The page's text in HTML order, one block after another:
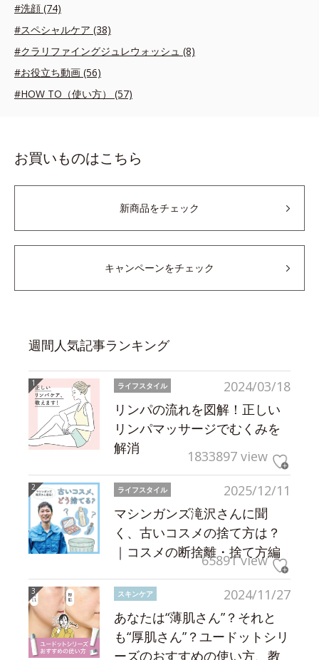
#洗顔 (74)
#スペシャルケア (38)
#クラリファイングジュレウォッシュ (8)
#お役立ち動画 (56)
#HOW TO（使い方） (57)
お買いものはこちら
新商品をチェック
キャンペーンをチェック
週間人気記事ランキング
2024/03/18
ライフスタイル
リンパの流れを図解！正しい
リンパマッサージでむくみを
解消
1833897 view
2025/12/11
ライフスタイル
マシンガンズ滝沢さんに聞
く、古いコスメの捨て方は？
｜コスメの断捨離・捨て方編
65891 view
2024/11/27
スキンケア
あなたは“薄肌さん”？それと
も“厚肌さん”？ユードットシリ
ーズのおすすめの使い方、教